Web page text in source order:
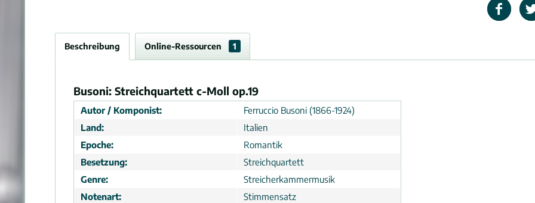
Beschreibung Online-Ressourcen 1
Busoni: Streichquartett c-Moll op.19
Autor / Komponist:
Ferruccio Busoni (1866-1924)
Land:
Italien
Epoche:
Romantik
Besetzung:
Streichquartett
Genre:
Streicherkammermusik
Notenart:
Stimmensatz